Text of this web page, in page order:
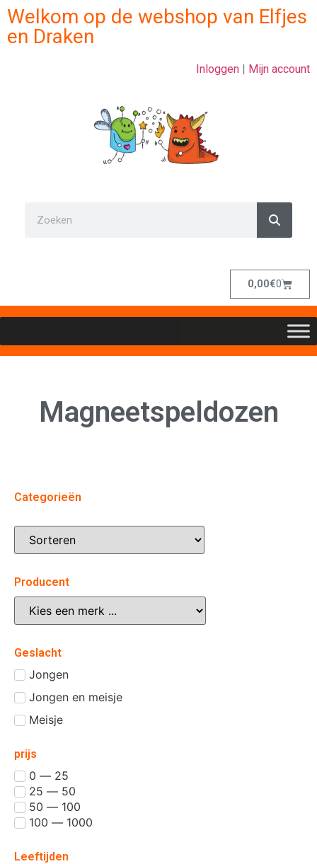
Welkom op de webshop van Elfjes
en Draken
Inloggen | Mijn account
0,00€0
Magneetspeldozen
Categorieën
Producent
Geslacht
Jongen
Jongen en meisje
Meisje
prijs
0 — 25
25 — 50
50 — 100
100 — 1000
Leeftijden